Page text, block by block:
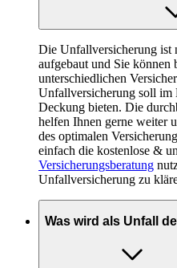
Die Unfallversicherung ist
aufgebaut und Sie können
unterschiedlichen
Unfallversicherung soll im
Deckung bieten. Die
helfen Ihnen gerne weiter
des optimalen
einfach die kostenlose &
Versicherungsberatung
Unfallversicherung zu
Was wird als Unfall